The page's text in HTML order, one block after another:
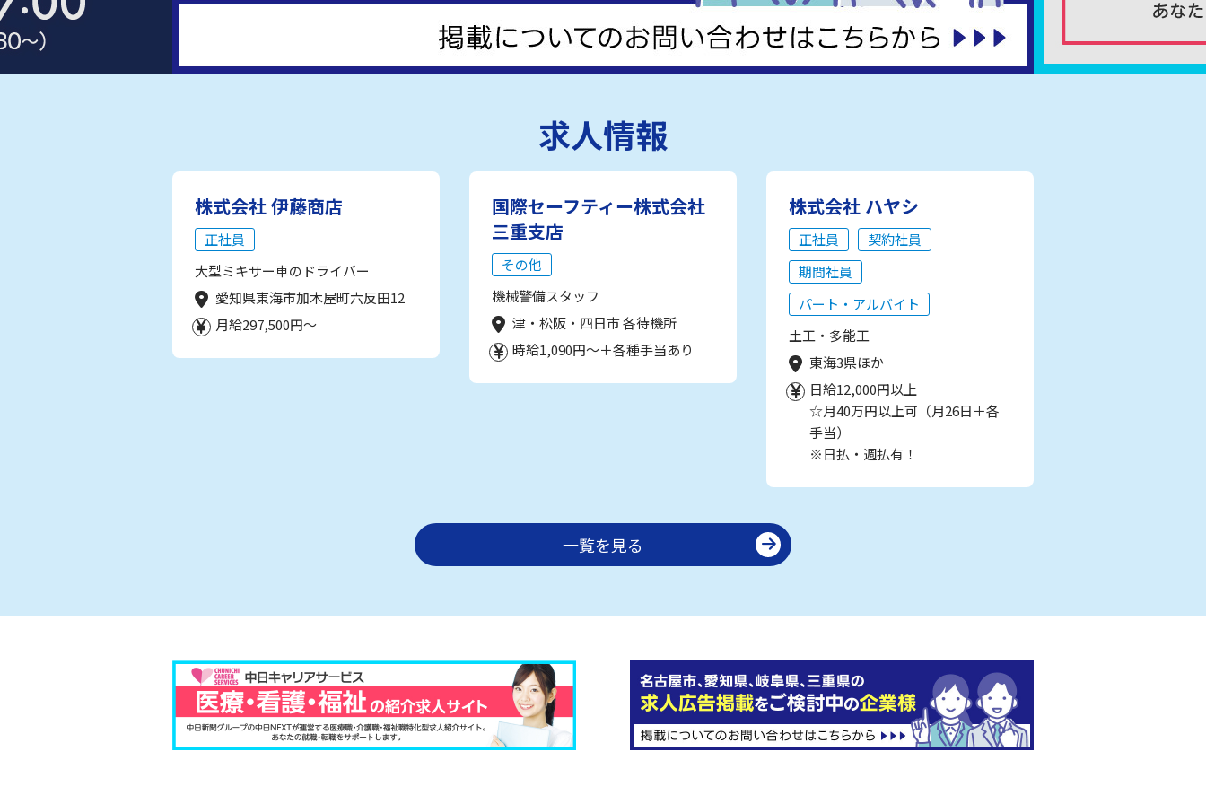
求人情報
株式会社 伊藤商店
正社員
大型ミキサー車のドライバー
愛知県東海市加木屋町六反田12
月給297,500円～
国際セーフティー株式会社
三重支店
その他
機械警備スタッフ
津・松阪・四日市 各待機所
時給1,090円～＋各種手当あり
株式会社 ハヤシ
正社員
契約社員
期間社員
パート・アルバイト
土工・多能工
東海3県ほか
日給12,000円以上
☆月40万円以上可（月26日＋各
手当）
※日払・週払有！
一覧を見る